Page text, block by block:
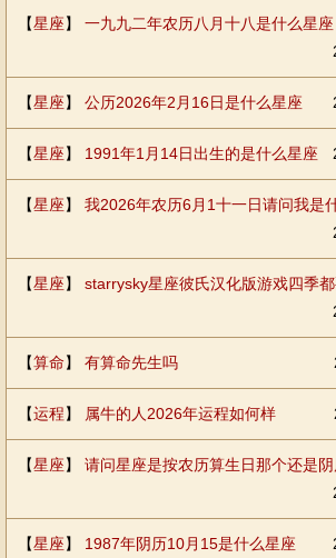
【星座】 一九九二年农历八月十八是什么星座
【星座】 公历2026年2月16日是什么星座
【星座】 1991年1月14日出生的是什么星座
【星座】 我2026年农历6月1十一日请问我是
【星座】 starrysky星座彼氏汉化版游戏四季
【算命】 有算命先生吗
【运程】 属牛的人2026年运程如何样
【星座】 请问星座是按农历算生日那个还是
【星座】 1987年阴历10月15是什么星座